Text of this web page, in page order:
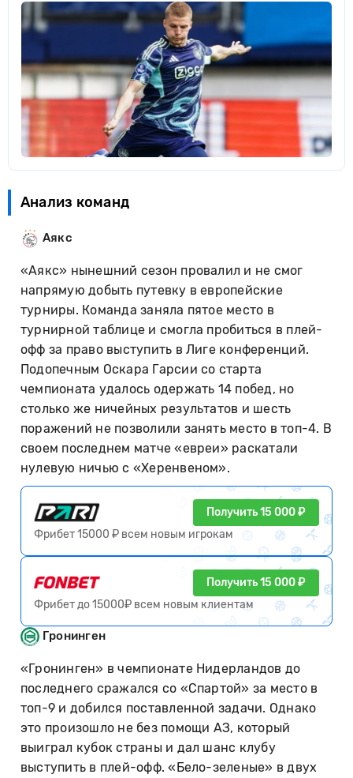
Анализ команд
Аякс
«Аякс» нынешний сезон провалил и не смог
напрямую добыть путевку в европейские
турниры. Команда заняла пятое место в
турнирной таблице и смогла пробиться в плей-
офф за право выступить в Лиге конференций.
Подопечным Оскара Гарсии со старта
чемпионата удалось одержать 14 побед, но
столько же ничейных результатов и шесть
поражений не позволили занять место в топ-4. В
своем последнем матче «евреи» раскатали
нулевую ничью с «Херенвеном».
Получить 15 000 ₽
Фрибет 15000 ₽ всем новым игрокам
Получить 15 000 ₽
Фрибет до 15000₽ всем новым клиентам
Гронинген
«Гронинген» в чемпионате Нидерландов до
последнего сражался со «Спартой» за место в
топ-9 и добился поставленной задачи. Однако
это произошло не без помощи АЗ, который
выиграл кубок страны и дал шанс клубу
выступить в плей-офф. «Бело-зеленые» в двух